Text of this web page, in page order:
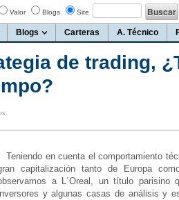
Valor Blogs Site
Blogs Carteras A. Técnico
de trading,
Teniendo en cuenta el comportamiento
capitalización tanto de Europa
a L´Oreal, un título parisino
y algunas casas de análisis y